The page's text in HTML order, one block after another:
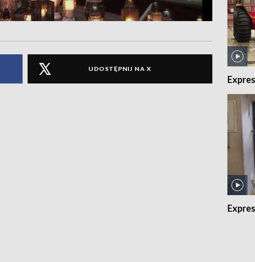
UDOSTĘPNIJ NA X